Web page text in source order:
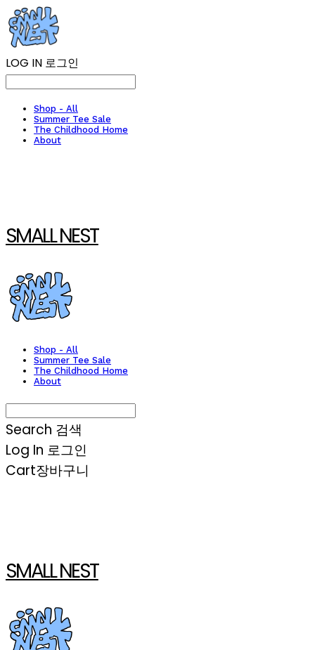
LOG IN 로그인
Shop - All
Summer Tee Sale
The Childhood Home
About
SMALL NEST
Shop - All
Summer Tee Sale
The Childhood Home
About
Search 검색
Log In 로그인
Cart장바구니
SMALL NEST